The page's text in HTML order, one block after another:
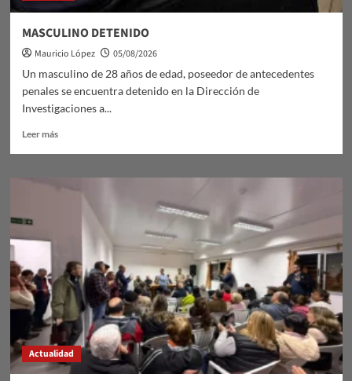
MASCULINO DETENIDO
Mauricio López
05/08/2026
Un masculino de 28 años de edad, poseedor de antecedentes
penales se encuentra detenido en la Dirección de
Investigaciones a...
Leer másLeer
MASCULINO
Actualidad